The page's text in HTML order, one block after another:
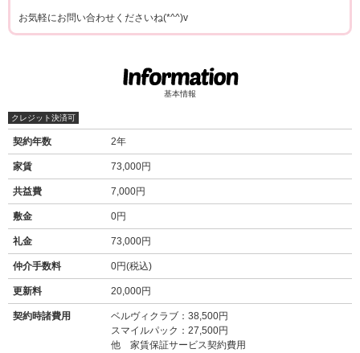
お気軽にお問い合わせくださいね(*^^)v
基本情報
クレジット決済可
契約年数 2年
家賃 73,000円
共益費 7,000円
敷金 0円
礼金 73,000円
仲介手数料 0円(税込)
更新料 20,000円
契約時諸費用
ベルヴィクラブ：38,500円
スマイルパック：27,500円
他 家賃保証サービス契約費用